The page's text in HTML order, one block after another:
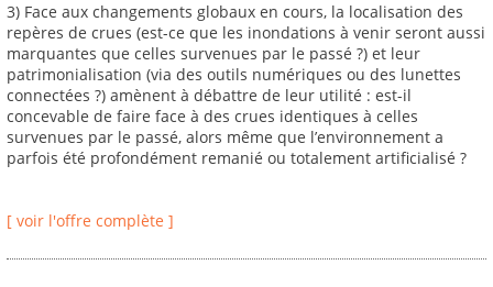
3) Face aux changements globaux en cours, la localisation des
repères de crues (est-ce que les inondations à venir seront aussi
marquantes que celles survenues par le passé ?) et leur
patrimonialisation (via des outils numériques ou des lunettes
connectées ?) amènent à débattre de leur utilité : est-il
concevable de faire face à des crues identiques à celles
survenues par le passé, alors même que l’environnement a
parfois été profondément remanié ou totalement artificialisé ?
[ voir l'offre complète ]